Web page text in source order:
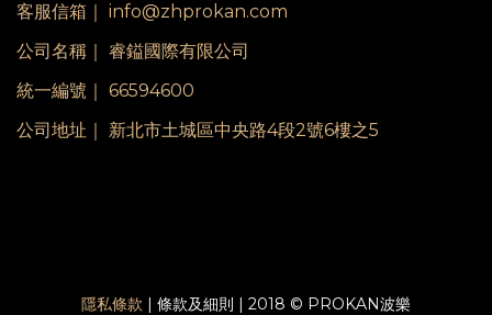
客服信箱｜ info@zhprokan.com
公司名稱｜ 睿鎰國際有限公司
統一編號｜ 66594600
公司地址｜ 新北市土城區中央路4段2號6樓之5
隱私條款 | 條款及細則 | 2018 © PROKAN波樂